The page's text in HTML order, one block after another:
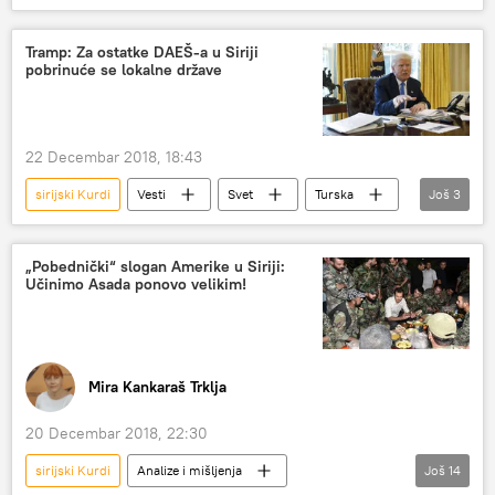
Manbidž
zahtev napuštanje
Tramp: Za ostatke DAEŠ-a u Siriji
pobrinuće se lokalne države
22 Decembar 2018, 18:43
sirijski Kurdi Vesti Svet
Turska
Sirija
Donald Tramp DAEŠ
Još 3
„Pobednički“ slogan Amerike u Siriji:
Učinimo Asada ponovo velikim!
Mira Kankaraš Trklja
20 Decembar 2018, 22:30
sirijski Kurdi
Analize i mišljenja
Još 14